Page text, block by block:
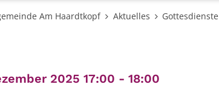
Am Haardtkopf Aktuelles Gottesdienste
2025 17:00 - 18:00